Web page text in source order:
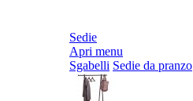
Sedie
Apri menu
Sgabelli Sedie da pranzo